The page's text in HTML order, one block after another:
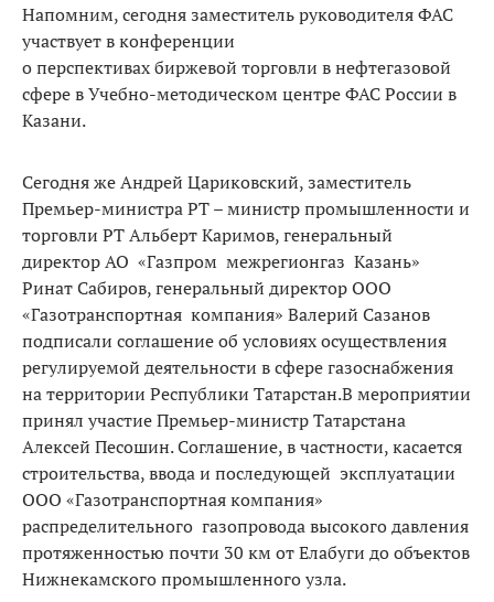
Напомним, сегодня заместитель руководителя ФАС
участвует в конференции
о перспективах биржевой торговли в нефтегазовой
сфере в Учебно-методическом центре ФАС России в
Казани.
Сегодня же Андрей Цариковский, заместитель
Премьер-министра РТ – министр промышленности и
торговли РТ Альберт Каримов, генеральный
директор АО «Газпром межрегионгаз Казань»
Ринат Сабиров, генеральный директор ООО
«Газотранспортная компания» Валерий Сазанов
подписали соглашение об условиях осуществления
регулируемой деятельности в сфере газоснабжения
на территории Республики Татарстан.В мероприятии
принял участие Премьер-министр Татарстана
Алексей Песошин. Соглашение, в частности, касается
строительства, ввода и последующей эксплуатации
ООО «Газотранспортная компания»
распределительного газопровода высокого давления
протяженностью почти 30 км от Елабуги до объектов
Нижнекамского промышленного узла.